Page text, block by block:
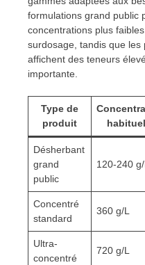
formulations grand public
concentrations plus
surdosage, tandis que les
affichent des teneurs
importante.
Type de
produit
Désherbant
grand
public
120-240
Concentré
standard
360 g/L
Ultra-
concentré
720 g/L